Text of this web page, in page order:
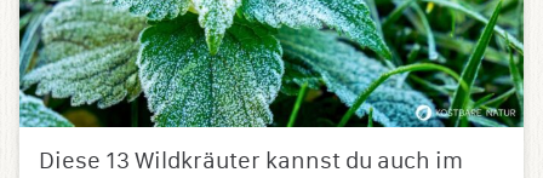
Diese 13 Wildkräuter kannst du auch im